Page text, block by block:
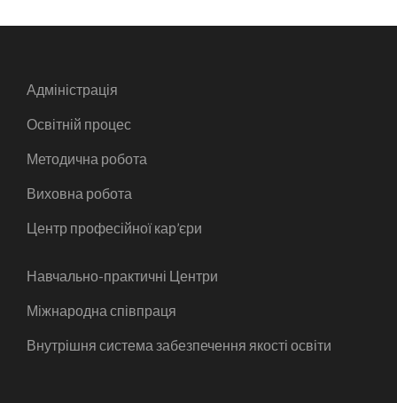
Адміністрація
Освітній процес
Методична робота
Виховна робота
Центр професійної кар’єри
Навчально-практичні Центри
Міжнародна співпраця
Внутрішня система забезпечення якості освіти